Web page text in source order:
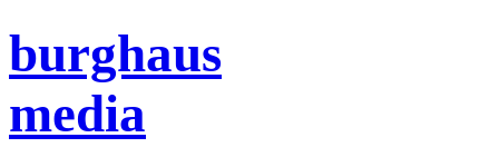
burghaus
media